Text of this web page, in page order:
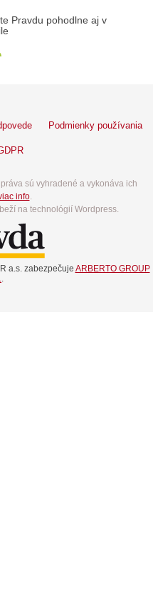
Pravdu pohodlne aj v
Podmienky používania
sú vyhradené a vykonáva ich
info.
na technológií Wordpress.
a.s. zabezpečuje ARBERTO GROUP